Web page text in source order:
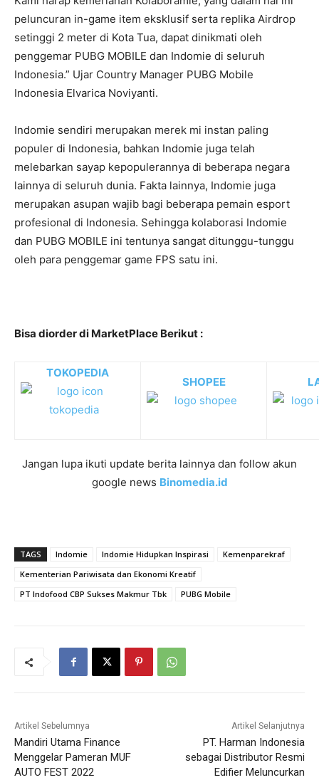
peluncuran in-game item eksklusif serta replika Airdrop
setinggi 2 meter di Kota Tua, dapat dinikmati oleh
penggemar PUBG MOBILE dan Indomie di seluruh
Indonesia.” Ujar Country Manager PUBG Mobile
Indonesia Elvarica Noviyanti.
Indomie sendiri merupakan merek mi instan paling
populer di Indonesia, bahkan Indomie juga telah
melebarkan sayap kepopulerannya di beberapa negara
lainnya di seluruh dunia. Fakta lainnya, Indomie juga
merupakan asupan wajib bagi beberapa pemain esport
profesional di Indonesia. Sehingga kolaborasi Indomie
dan PUBG MOBILE ini tentunya sangat ditunggu-tunggu
oleh para penggemar game FPS satu ini.
Bisa diorder di MarketPlace Berikut :
TOKOPEDIA
SHOPEE
Jangan lupa ikuti update berita lainnya dan follow akun
google news Binomedia.id
TAGS Indomie Indomie Hidupkan Inspirasi
Kemenparekraf
Kementerian Pariwisata dan Ekonomi Kreatif
PT Indofood CBP Sukses Makmur Tbk
PUBG Mobile
Artikel Sebelumnya
Mandiri Utama Finance
Menggelar Pameran MUF
AUTO FEST 2022
Artikel Selanjutnya
PT. Harman Indonesia
sebagai Distributor Resmi
Edifier Meluncurkan